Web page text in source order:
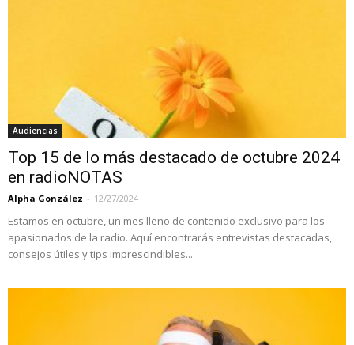
Audiencias
Top 15 de lo más destacado de octubre 2024
en radioNOTAS
Alpha González - 12/27/2024
Estamos en octubre, un mes lleno de contenido exclusivo para los
apasionados de la radio. Aquí encontrarás entrevistas destacadas,
consejos útiles y tips imprescindibles...